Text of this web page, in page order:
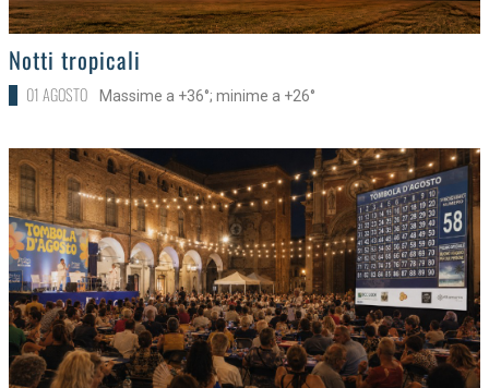
>
Notti tropicali
01 AGOSTO Massime a +36°; minime a +26°